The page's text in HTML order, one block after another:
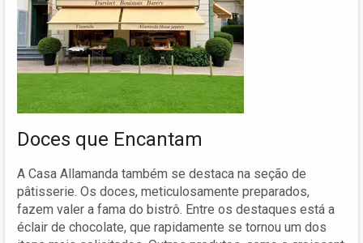
Doces que Encantam
A Casa Allamanda também se destaca na seção de
pâtisserie. Os doces, meticulosamente preparados,
fazem valer a fama do bistrô. Entre os destaques está a
éclair de chocolate, que rapidamente se tornou um dos